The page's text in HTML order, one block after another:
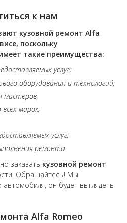
к нам
кузовной ремонт Alfa
поскольку
такие преимущества:
услуг;
оборудования и технологий;
мастеров;
марок;
услуг;
ремонта.
заказать кузовной ремонт
Обращайтесь! Мы
он будет выглядеть
Alfa Romeo